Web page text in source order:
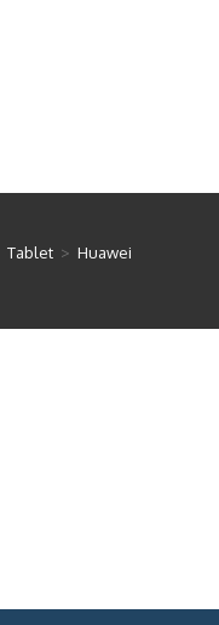
Tablet > Huawei